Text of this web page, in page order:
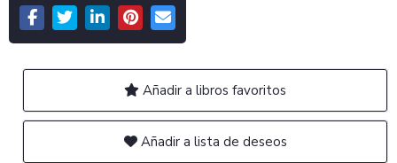
Añadir a libros favoritos
Añadir a lista de deseos